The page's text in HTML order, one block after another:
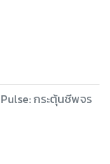
กระตุ้นชีพจร